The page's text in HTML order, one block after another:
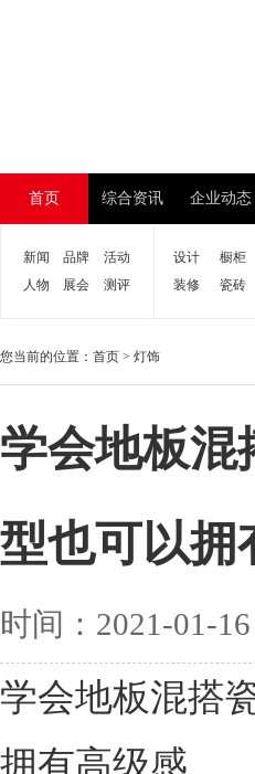
首页 综合资讯 企业动态
新闻 品牌
活动
人物
展会 测评
设计 橱柜
装修
瓷砖
您当前的位置： 首页 > 灯饰
学会地板混
型也可以拥
时间：2021-01-
学会地板混搭
拥有高级感